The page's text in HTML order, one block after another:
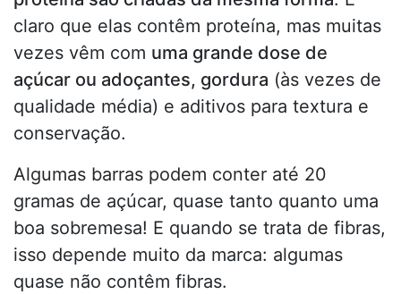
claro que elas contêm proteína, mas muitas
vezes vêm com uma grande dose de
açúcar ou adoçantes, gordura (às vezes de
qualidade média) e aditivos para textura e
conservação.
Algumas barras podem conter até 20
gramas de açúcar, quase tanto quanto uma
boa sobremesa! E quando se trata de fibras,
isso depende muito da marca: algumas
quase não contêm fibras.